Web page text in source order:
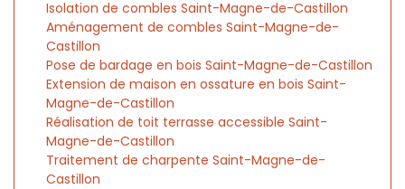
Isolation de combles Saint-Magne-de-Castillon
Aménagement de combles Saint-Magne-de-
Castillon
Pose de bardage en bois Saint-Magne-de-Castillon
Extension de maison en ossature en bois Saint-
Magne-de-Castillon
Réalisation de toit terrasse accessible Saint-
Magne-de-Castillon
Traitement de charpente Saint-Magne-de-
Castillon